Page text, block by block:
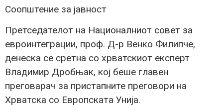
Соопштение за јавност
Претседателот на Националниот совет за
евроинтеграции, проф. Д-р Венко Филипче,
денеска се сретна со хрватскиот експерт
Владимир Дробњак, кој беше главен
преговарач за пристапните преговори на
Хрватска со Европската Унија.